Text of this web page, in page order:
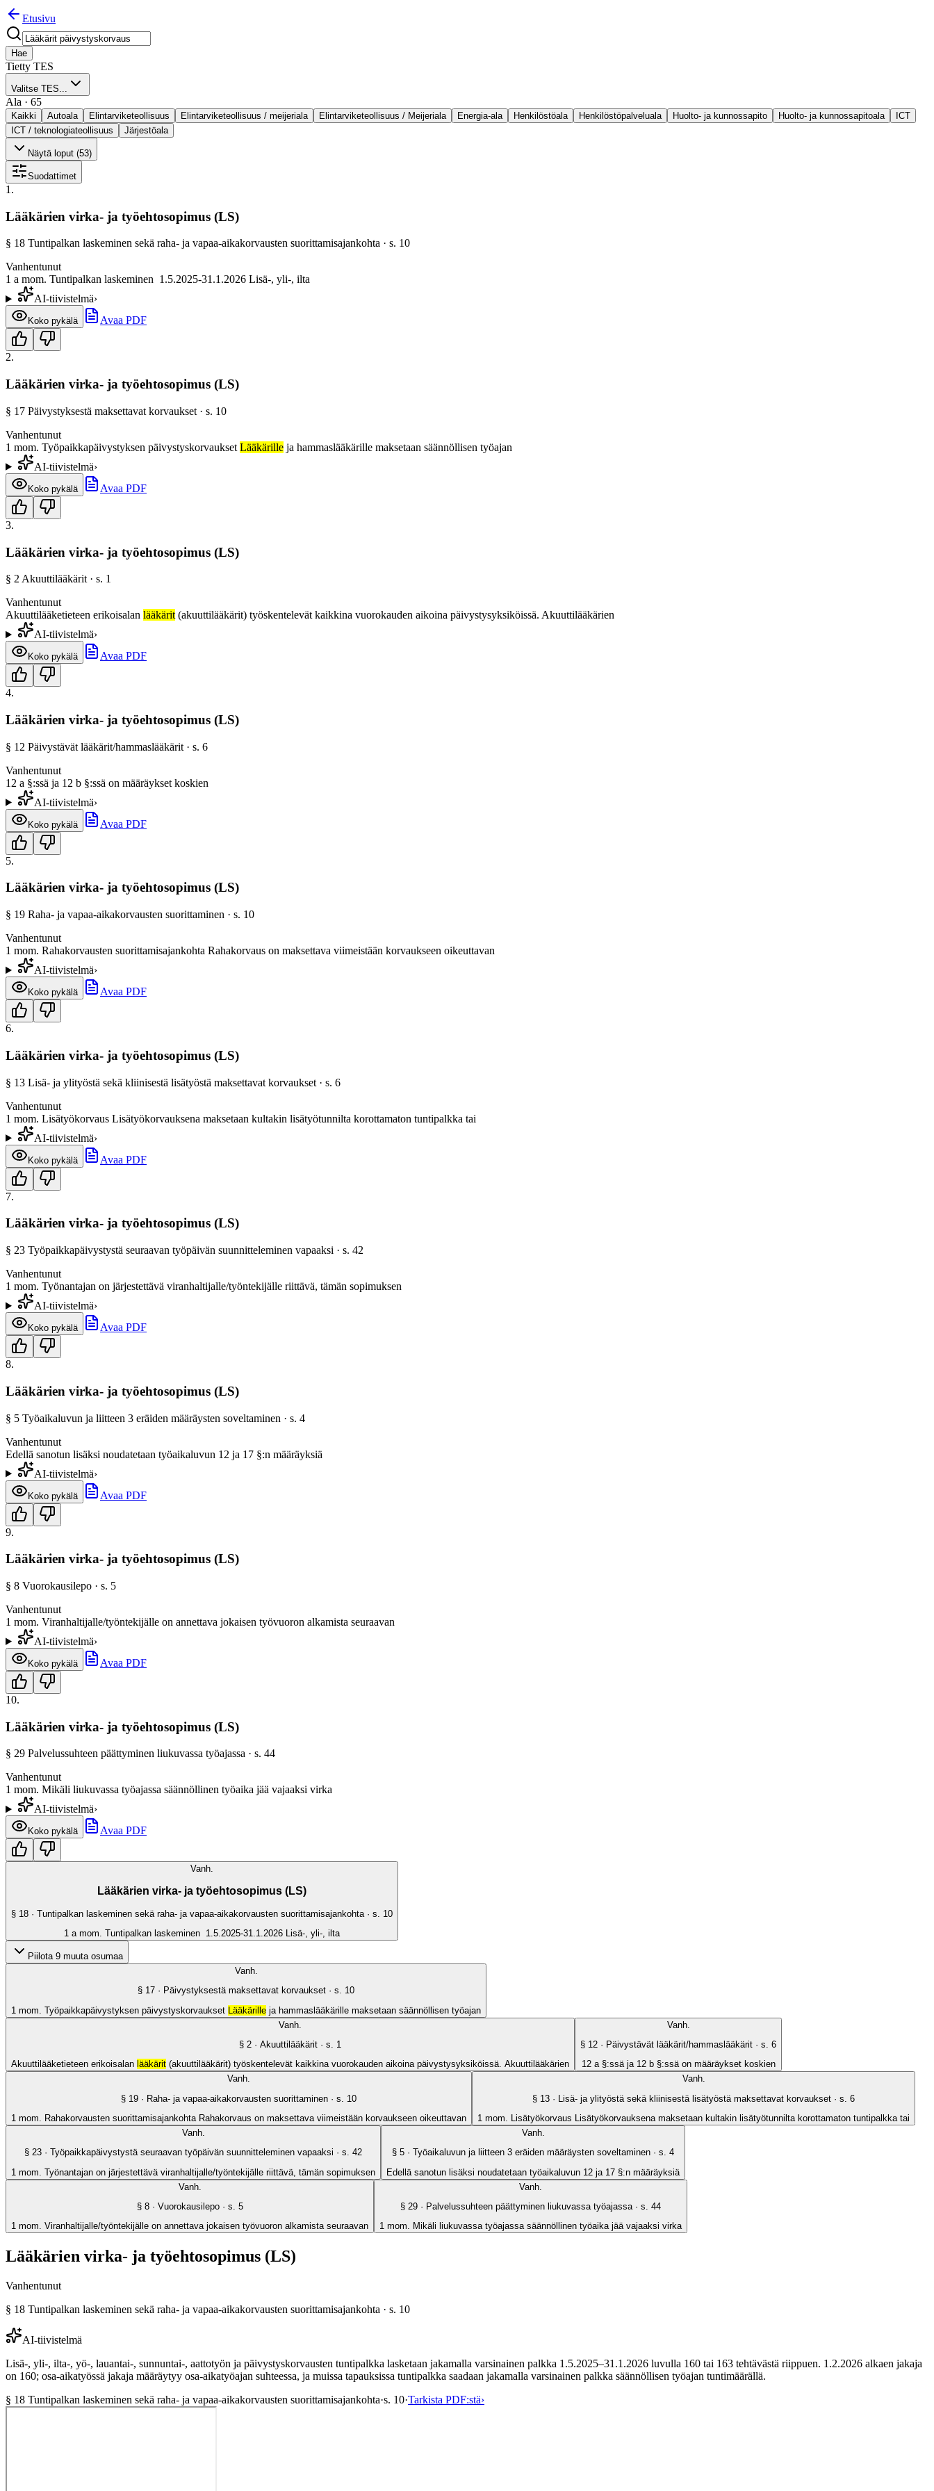
Etusivu
Hae
Tietty TES
Valitse TES...
Ala · 65
Kaikki Autoala Elintarviketeollisuus Elintarviketeollisuus / meijeriala Elintarviketeollisuus / Meijeriala Energia-ala Henkilöstöala Henkilöstöpalveluala Huolto- ja kunnossapito Huolto- ja kunnossapitoala
ICT
ICT / teknologiateollisuus
Järjestöala
Näytä loput (53)
Suodattimet
1 .
Lääkärien virka- ja työehtosopimus (LS)
§ 18 Tuntipalkan laskeminen sekä raha- ja vapaa-aikakorvausten suorittamisajankohta · s. 10
Vanhentunut
1 a mom. Tuntipalkan laskeminen 1.5.2025-31.1.2026 Lisä-, yli-, ilta
AI-tiivistelmä›
Koko pykälä Avaa PDF
2.
Lääkärien virka- ja työehtosopimus (LS)
§ 17 Päivystyksestä maksettavat korvaukset · s. 10
Vanhentunut
1 mom. Työpaikkapäivystyksen päivystyskorvaukset Lääkärille ja hammaslääkärille maksetaan säännöllisen työajan
AI-tiivistelmä›
Koko pykälä Avaa PDF
3.
Lääkärien virka- ja työehtosopimus (LS)
§ 2 Akuuttilääkärit · s. 1
Vanhentunut
Akuuttilääketieteen erikoisalan lääkärit (akuuttilääkärit) työskentelevät kaikkina vuorokauden aikoina päivystysyksiköissä. Akuuttilääkärien
AI-tiivistelmä›
Koko pykälä Avaa PDF
4.
Lääkärien virka- ja työehtosopimus (LS)
§ 12 Päivystävät lääkärit/hammaslääkärit · s. 6
Vanhentunut
12 a §:ssä ja 12 b §:ssä on määräykset koskien
AI-tiivistelmä›
Koko pykälä Avaa PDF
5.
Lääkärien virka- ja työehtosopimus (LS)
§ 19 Raha- ja vapaa-aikakorvausten suorittaminen · s. 10
Vanhentunut
1 mom. Rahakorvausten suorittamisajankohta Rahakorvaus on maksettava viimeistään korvaukseen oikeuttavan
AI-tiivistelmä›
Koko pykälä Avaa PDF
6.
Lääkärien virka- ja työehtosopimus (LS)
§ 13 Lisä- ja ylityöstä sekä kliinisestä lisätyöstä maksettavat korvaukset · s. 6
Vanhentunut
1 mom. Lisätyökorvaus Lisätyökorvauksena maksetaan kultakin lisätyötunnilta korottamaton tuntipalkka tai
AI-tiivistelmä›
Koko pykälä Avaa PDF
7.
Lääkärien virka- ja työehtosopimus (LS)
§ 23 Työpaikkapäivystystä seuraavan työpäivän suunnitteleminen vapaaksi · s. 42
Vanhentunut
1 mom. Työnantajan on järjestettävä viranhaltijalle/työntekijälle riittävä, tämän sopimuksen
AI-tiivistelmä›
Koko pykälä Avaa PDF
8.
Lääkärien virka- ja työehtosopimus (LS)
§ 5 Työaikaluvun ja liitteen 3 eräiden määräysten soveltaminen · s. 4
Vanhentunut
Edellä sanotun lisäksi noudatetaan työaikaluvun 12 ja 17 §:n määräyksiä
AI-tiivistelmä›
Koko pykälä Avaa PDF
9.
Lääkärien virka- ja työehtosopimus (LS)
§ 8 Vuorokausilepo · s. 5
Vanhentunut
1 mom. Viranhaltijalle/työntekijälle on annettava jokaisen työvuoron alkamista seuraavan
AI-tiivistelmä›
Koko pykälä Avaa PDF
10.
Lääkärien virka- ja työehtosopimus (LS)
§ 29 Palvelussuhteen päättyminen liukuvassa työajassa · s. 44
Vanhentunut
1 mom. Mikäli liukuvassa työajassa säännöllinen työaika jää vajaaksi virka
AI-tiivistelmä›
Koko pykälä Avaa PDF
Vanh.
Lääkärien virka- ja työehtosopimus (LS)
§ 18 · Tuntipalkan laskeminen sekä raha- ja vapaa-aikakorvausten suorittamisajankohta · s. 10
1 a mom. Tuntipalkan laskeminen 1.5.2025-31.1.2026 Lisä-, yli-, ilta
Piilota 9 muuta osumaa
Vanh.
§ 17 · Päivystyksestä maksettavat korvaukset · s. 10
1 mom. Työpaikkapäivystyksen päivystyskorvaukset Lääkärille ja hammaslääkärille maksetaan säännöllisen työajan
Vanh.
§ 2 · Akuuttilääkärit · s. 1
Akuuttilääketieteen erikoisalan lääkärit (akuuttilääkärit) työskentelevät kaikkina vuorokauden aikoina päivystysyksiköissä. Akuuttilääkärien
Vanh.
§ 12 · Päivystävät lääkärit/hammaslääkärit · s. 6
12 a §:ssä ja 12 b §:ssä on määräykset koskien
Vanh.
§ 19 · Raha- ja vapaa-aikakorvausten suorittaminen · s. 10
1 mom. Rahakorvausten suorittamisajankohta Rahakorvaus on maksettava viimeistään korvaukseen oikeuttavan
Vanh.
§ 13 · Lisä- ja ylityöstä sekä kliinisestä lisätyöstä maksettavat korvaukset · s. 6
1 mom. Lisätyökorvaus Lisätyökorvauksena maksetaan kultakin lisätyötunnilta korottamaton tuntipalkka tai
Vanh.
§ 23 · Työpaikkapäivystystä seuraavan työpäivän suunnitteleminen vapaaksi · s. 42
1 mom. Työnantajan on järjestettävä viranhaltijalle/työntekijälle riittävä, tämän sopimuksen
Vanh.
§ 5 · Työaikaluvun ja liitteen 3 eräiden määräysten soveltaminen · s. 4
Edellä sanotun lisäksi noudatetaan työaikaluvun 12 ja 17 §:n määräyksiä
Vanh.
§ 8· Vuorokausilepo· s. 5
1 mom. Viranhaltijalle/työntekijälle on annettava jokaisen työvuoron alkamista seuraavan
Vanh.
§ 29 · Palvelussuhteen päättyminen liukuvassa työajassa · s. 44
1 mom. Mikäli liukuvassa työajassa säännöllinen työaika jää vajaaksi virka
Lääkärien virka- ja työehtosopimus (LS)
Vanhentunut
§ 18 Tuntipalkan laskeminen sekä raha- ja vapaa-aikakorvausten suorittamisajankohta · s. 10
AI-tiivistelmä
Lisä-, yli-, ilta-, yö-, lauantai-, sunnuntai-, aattotyön ja päivystyskorvausten tuntipalkka lasketaan jakamalla varsinainen palkka 1.5.2025–31.1.2026 luvulla 160 tai 163 tehtävästä riippuen. 1.2.2026 alkaen jakaja
on 160; osa-aikatyössä jakaja määräytyy osa-aikatyöajan suhteessa, ja muissa tapauksissa tuntipalkka saadaan jakamalla varsinainen palkka säännöllisen työajan tuntimäärällä.
§ 18 Tuntipalkan laskeminen sekä raha- ja vapaa-aikakorvausten suorittamisajankohta·s. 10·Tarkista PDF:stä›